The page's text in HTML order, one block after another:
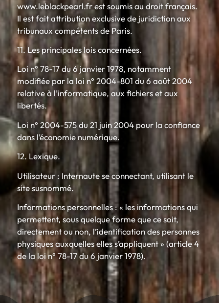
www.leblackpearl.fr est soumis au droit français.
Il est fait attribution exclusive de juridiction aux
tribunaux compétents de Paris.
11. Les principales lois concernées.
Loi n° 78-17 du 6 janvier 1978, notamment
modifiée par la loi n° 2004-801 du 6 août 2004
relative à l’informatique, aux fichiers et aux
libertés.
Loi n° 2004-575 du 21 juin 2004 pour la confiance
dans l’économie numérique.
12. Lexique.
Utilisateur : Internaute se connectant, utilisant le
site susnommé.
Informations personnelles : « les informations qui
permettent, sous quelque forme que ce soit,
directement ou non, l’identification des personnes
physiques auxquelles elles s’appliquent » (article 4
de la loi n° 78-17 du 6 janvier 1978).